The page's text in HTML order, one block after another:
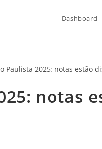
Dashboard
notas